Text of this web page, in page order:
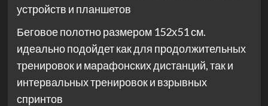
устройств и планшетов
Беговое полотно размером 152х51 см.
идеально подойдет как для продолжительных
тренировок и марафонских дистанций, так и
интервальных тренировок и взрывных
спринтов